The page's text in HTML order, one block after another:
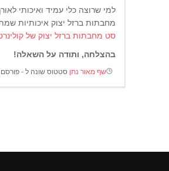
למי שרוצה כלי עמיד ואיכותי
מחבתות ברזל יצוק איכותיות
סט מחבתות ברזל יצוק של
בהצלחה, ותודה על השאלה!
שף מאור נתן סטטוס שונה ל - פורסם